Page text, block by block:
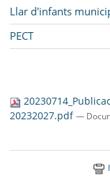
Llar d'infants
PECT
20232027.pdf—